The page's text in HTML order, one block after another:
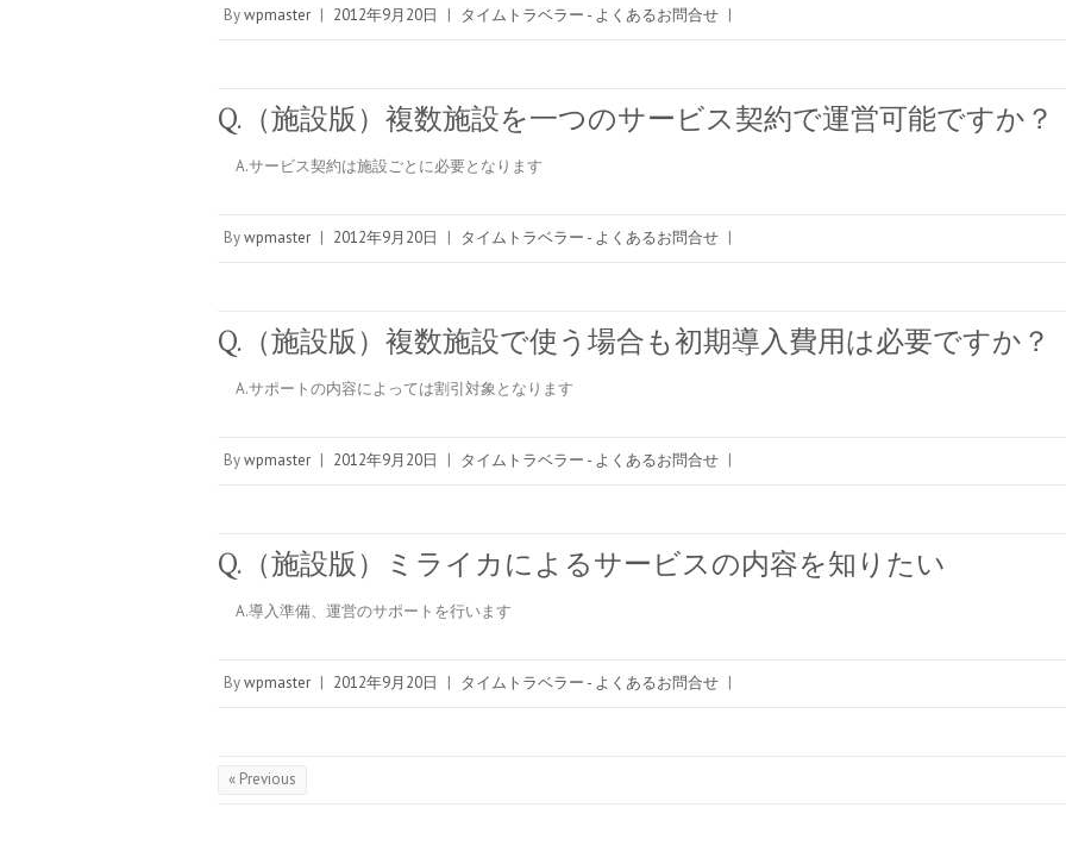
Bywpmaster | 2012年9月20日 | タイムトラベラー - よくあるお問合せ |
Q.（施設版）複数施設を一つのサービス契約で運営可能ですか？
A.サービス契約は施設ごとに必要となります
Bywpmaster | 2012年9月20日 | タイムトラベラー - よくあるお問合せ |
Q.（施設版）複数施設で使う場合も初期導入費用は必要ですか？
A.サポートの内容によっては割引対象となります
Bywpmaster | 2012年9月20日 | タイムトラベラー - よくあるお問合せ |
Q.（施設版）ミライカによるサービスの内容を知りたい
A.導入準備、運営のサポートを行います
Bywpmaster | 2012年9月20日 | タイムトラベラー - よくあるお問合せ |
« Previous